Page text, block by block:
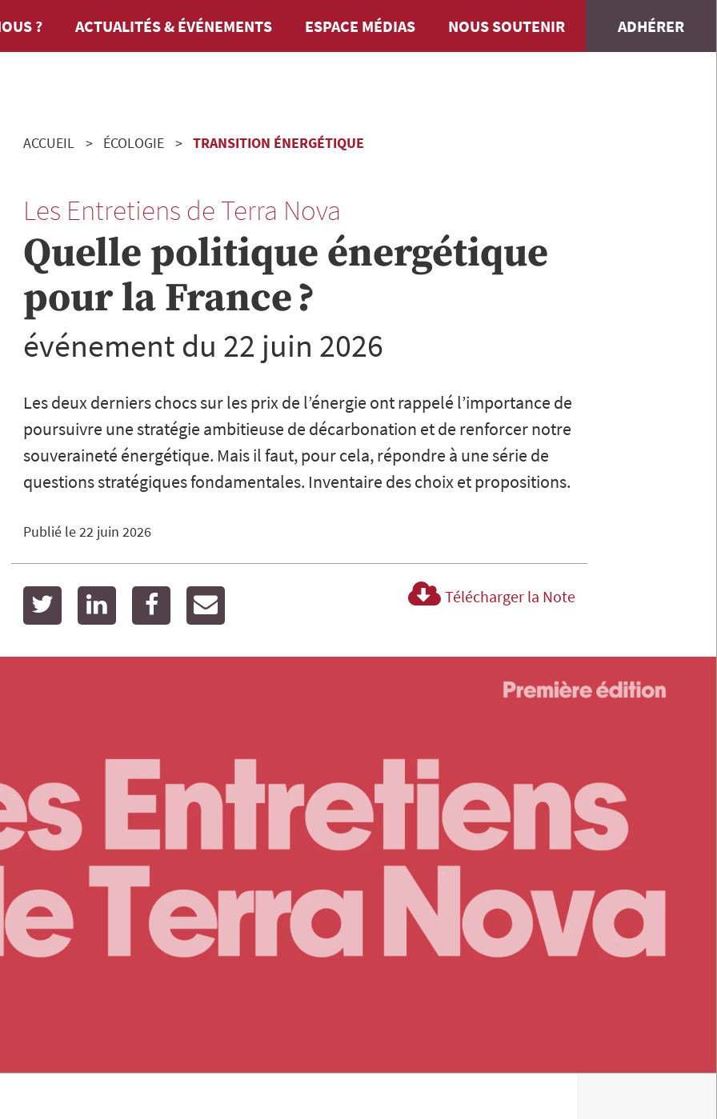
? ACTUALITÉS & ÉVÉNEMENTS ESPACE MÉDIAS NOUS SOUTENIR ADHÉRER
ACCUEIL ÉCOLOGIE TRANSITION ÉNERGÉTIQUE
Les Entretiens de Terra Nova
Quelle politique énergétique
pour la France ?
événement du 22 juin 2026
Les deux derniers chocs sur les prix de l’énergie ont rappelé l’importance de
poursuivre une stratégie ambitieuse de décarbonation et de renforcer notre
souveraineté énergétique. Mais il faut, pour cela, répondre à une série de
questions stratégiques fondamentales. Inventaire des choix et propositions.
Publié le22 juin 2026
twitter linkedin facebook Télécharger la Note